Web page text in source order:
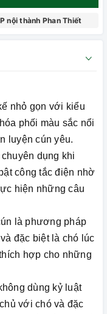
nội thành Phan Thiết
nhỏ gọn với kiểu
phối màu sắc nổi
luyện cún yêu.
dụng khi
công tắc điện nhờ
hiện những câu
là phương pháp
đặc biệt là chó lúc
hợp cho những
dùng kỷ luật
với chó và đặc